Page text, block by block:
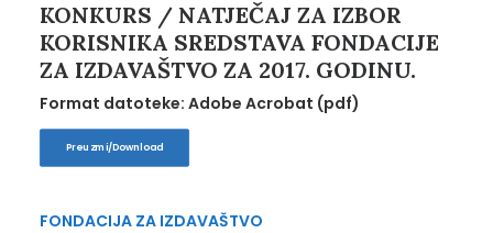
KONKURS / NATJEČAJ ZA IZBOR
KORISNIKA SREDSTAVA FONDACIJE
ZA IZDAVAŠTVO ZA 2017. GODINU.
Format datoteke: Adobe Acrobat (pdf)
Preuzmi/Download
FONDACIJA ZA IZDAVAŠTVO